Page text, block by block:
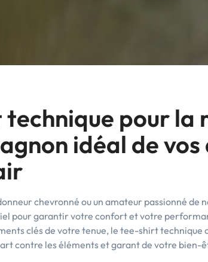
pour la
idéal de
chevronné ou un amateur passionné de
pour garantir votre confort et votre
clés de votre tenue, le tee-shirt technique
contre les éléments et garant de votre bien-